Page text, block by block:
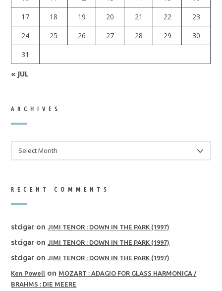
17
18 19 20 21 22
23
24
25 26 27 28 29
30
31
« JUL
ARCHIVES
RECENT COMMENTS
stcigar onJIMI TENOR : DOWN IN THE PARK (1997)
stcigar onJIMI TENOR : DOWN IN THE PARK (1997)
stcigar onJIMI TENOR : DOWN IN THE PARK (1997)
Ken Powell on MOZART : ADAGIO FOR GLASS HARMONICA /
BRAHMS : DIE MEERE